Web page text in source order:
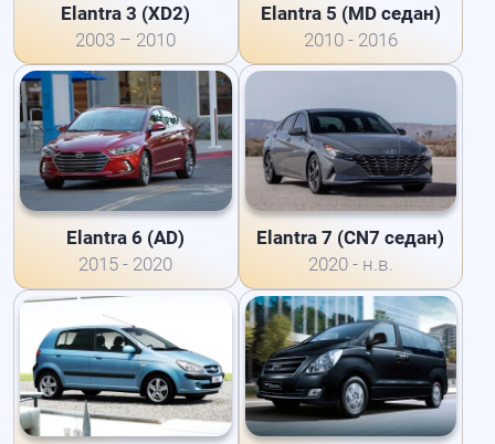
Elantra 3 (XD2)
2003 – 2010
Elantra 5 (MD седан)
2010 - 2016
Elantra 6 (AD)
2015 - 2020
Elantra 7 (CN7 седан)
2020 - н.в.